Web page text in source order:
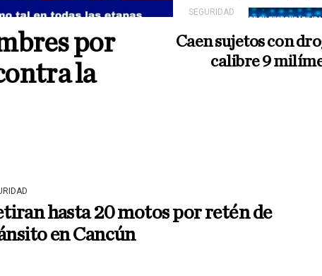
por
la
SEGURIDAD
Caen sujetos con
calibre 9
hasta 20 motos por retén de
en Cancún